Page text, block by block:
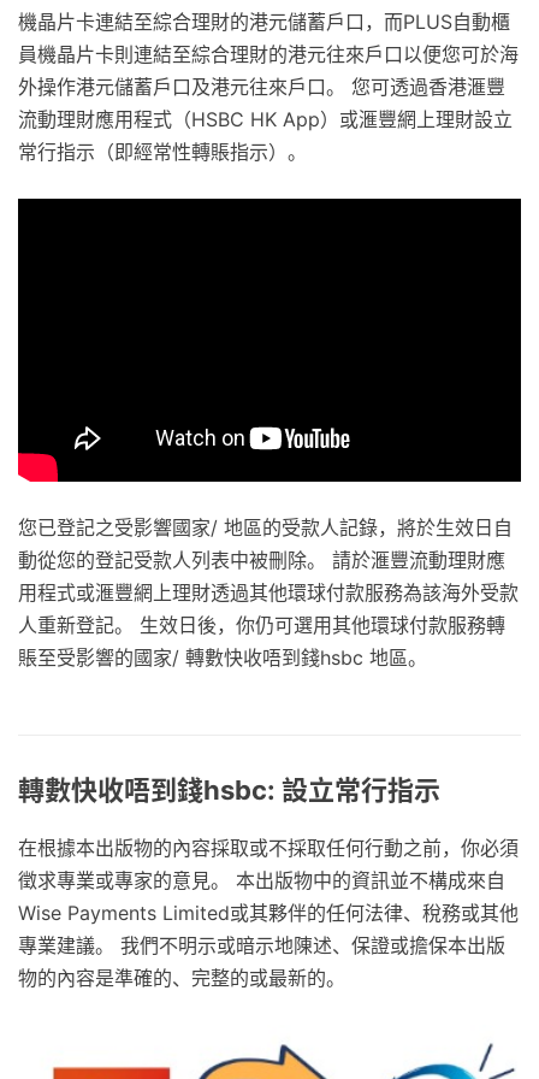
機晶片卡連結至綜合理財的港元儲蓄戶口，而PLUS自動櫃
員機晶片卡則連結至綜合理財的港元往來戶口以便您可於海
外操作港元儲蓄戶口及港元往來戶口。 您可透過香港滙豐
流動理財應用程式（HSBC HK App）或滙豐網上理財設立
常行指示（即經常性轉賬指示）。
您已登記之受影響國家/ 地區的受款人記錄，將於生效日自
動從您的登記受款人列表中被刪除。 請於滙豐流動理財應
用程式或滙豐網上理財透過其他環球付款服務為該海外受款
人重新登記。 生效日後，你仍可選用其他環球付款服務轉
賬至受影響的國家/ 轉數快收唔到錢hsbc 地區。
轉數快收唔到錢hsbc: 設立常行指示
在根據本出版物的內容採取或不採取任何行動之前，你必須
徵求專業或專家的意見。 本出版物中的資訊並不構成來自
Wise Payments Limited或其夥伴的任何法律、稅務或其他
專業建議。 我們不明示或暗示地陳述、保證或擔保本出版
物的內容是準確的、完整的或最新的。